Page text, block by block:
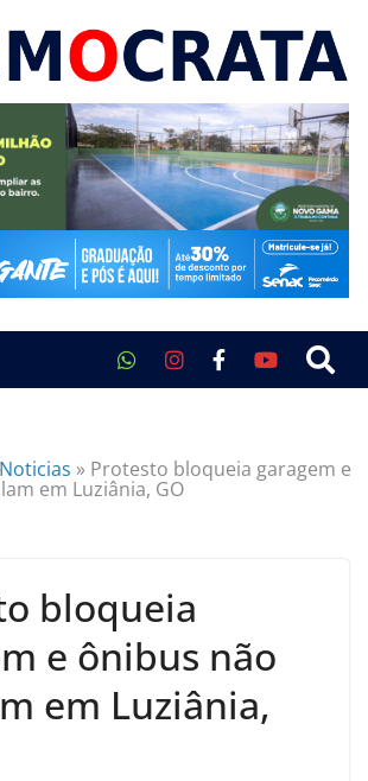
» Protesto bloqueia garagem e
em Luziânia, GO
bloqueia
e ônibus não
em Luziânia,